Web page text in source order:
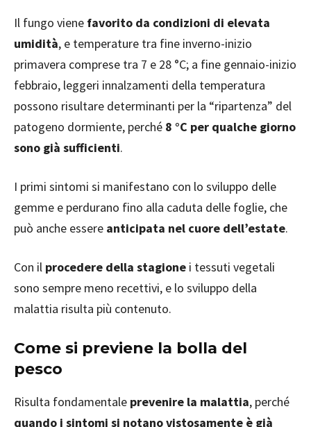
Il fungo viene favorito da condizioni di elevata
umidità, e temperature tra fine inverno-inizio
primavera comprese tra 7 e 28 °C; a fine gennaio-inizio
febbraio, leggeri innalzamenti della temperatura
possono risultare determinanti per la “ripartenza” del
patogeno dormiente, perché 8 °C per qualche giorno
sono già sufficienti.
I primi sintomi si manifestano con lo sviluppo delle
gemme e perdurano fino alla caduta delle foglie, che
può anche essere anticipata nel cuore dell’estate.
Con il procedere della stagione i tessuti vegetali
sono sempre meno recettivi, e lo sviluppo della
malattia risulta più contenuto.
Come si previene la bolla del
pesco
Risulta fondamentale prevenire la malattia, perché
quando i sintomi si notano vistosamente è già